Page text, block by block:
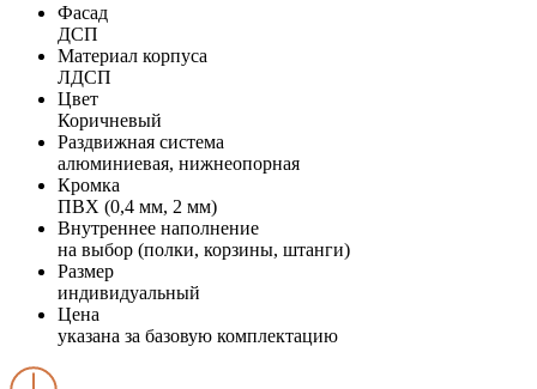
Фасад
ДСП
Материал корпуса
ЛДСП
Цвет
Коричневый
Раздвижная система
алюминиевая, нижнеопорная
Кромка
ПВХ (0,4 мм, 2 мм)
Внутреннее наполнение
на выбор (полки, корзины, штанги)
Размер
индивидуальный
Цена
указана за базовую комплектацию